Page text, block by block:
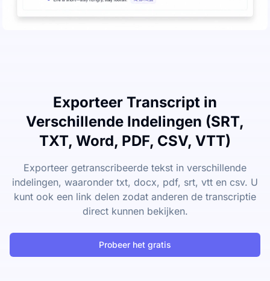
Exporteer Transcript in
Verschillende Indelingen (SRT,
TXT, Word, PDF, CSV, VTT)
Exporteer getranscribeerde tekst in verschillende
indelingen, waaronder txt, docx, pdf, srt, vtt en csv. U
kunt ook een link delen zodat anderen de transcriptie
direct kunnen bekijken.
Probeer het gratis